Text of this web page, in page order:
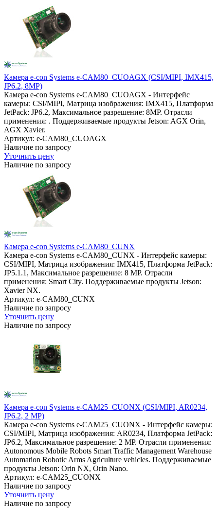
Камера e-con Systems e-CAM80_CUOAGX (CSI/MIPI, IMX415,
JP6.2, 8MP)
Камера e-con Systems e-CAM80_CUOAGX - Интерфейс
камеры: CSI/MIPI, Матрица изображения: IMX415, Платформа
JetPack: JP6.2, Максимальное разрешение: 8MP. Отрасли
применения: . Поддерживаемые продукты Jetson: AGX Orin,
AGX Xavier.
Артикул: e-CAM80_CUOAGX
Наличие по запросу
Уточнить цену
Наличие по запросу
Камера e-con Systems e-CAM80_CUNX
Камера e-con Systems e-CAM80_CUNX - Интерфейс камеры:
CSI/MIPI, Матрица изображения: IMX415, Платформа JetPack:
JP5.1.1, Максимальное разрешение: 8 MP. Отрасли
применения: Smart City. Поддерживаемые продукты Jetson:
Xavier NX.
Артикул: e-CAM80_CUNX
Наличие по запросу
Уточнить цену
Наличие по запросу
Камера e-con Systems e-CAM25_CUONX (CSI/MIPI, AR0234,
JP6.2, 2 MP)
Камера e-con Systems e-CAM25_CUONX - Интерфейс камеры:
CSI/MIPI, Матрица изображения: AR0234, Платформа JetPack:
JP6.2, Максимальное разрешение: 2 MP. Отрасли применения:
Autonomous Mobile Robots Smart Traffic Management Warehouse
Automation Robotic Arms Agriculture vehicles. Поддерживаемые
продукты Jetson: Orin NX, Orin Nano.
Артикул: e-CAM25_CUONX
Наличие по запросу
Уточнить цену
Наличие по запросу